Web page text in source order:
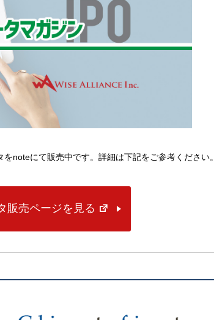
noteにて販売中です。詳細は下記をご参考ください。
販売ページを見る